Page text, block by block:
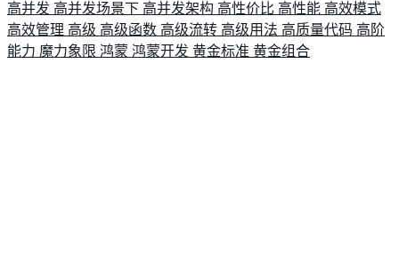
高并发 高并发场景下 高并发架构 高性价比 高性能 高效模式
高效管理 高级 高级函数 高级流转 高级用法 高质量代码 高阶
能力 魔力象限 鸿蒙 鸿蒙开发 黄金标准 黄金组合